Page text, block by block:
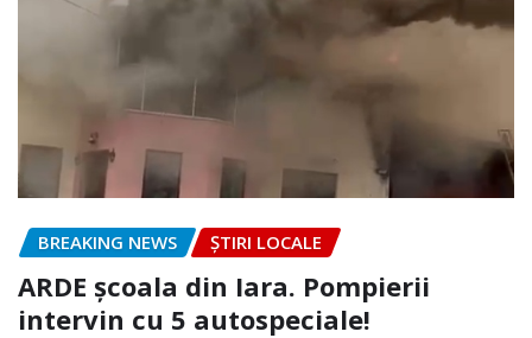
BREAKING NEWS ȘTIRI LOCALE
ARDE școala din Iara. Pompierii
intervin cu 5 autospeciale!